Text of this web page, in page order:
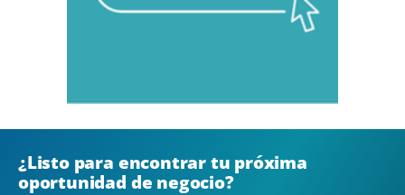
¿Listo para encontrar tu próxima
oportunidad de negocio?